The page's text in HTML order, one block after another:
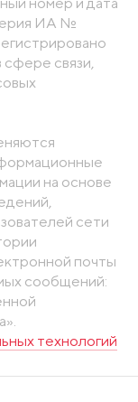
ИА №
связи,
на основе
сети
почты
сообщений:
технологий